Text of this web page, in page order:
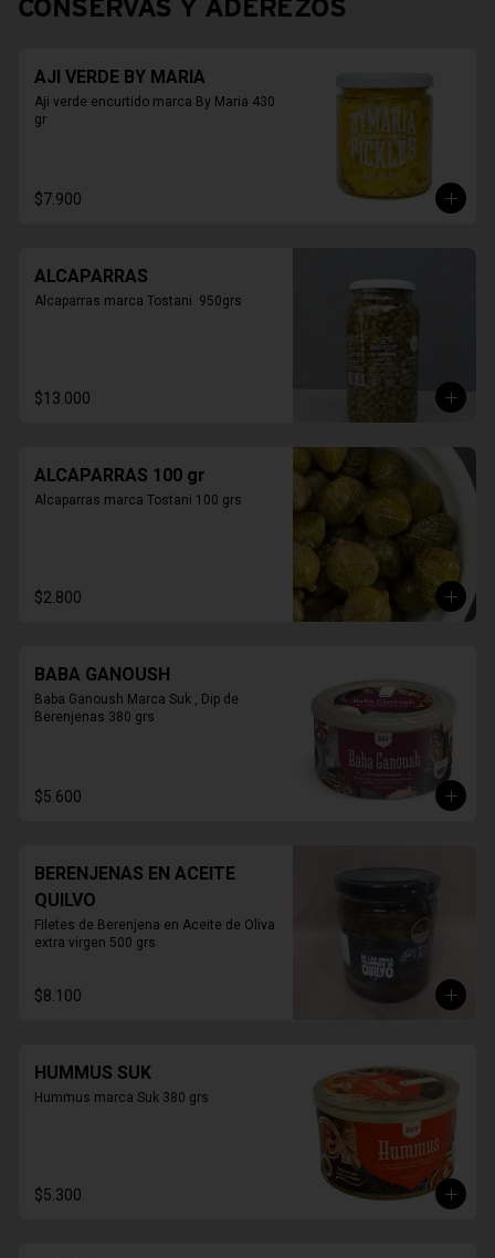
CONSERVAS Y ADEREZOS
AJI VERDE BY MARIA
Aji verde encurtido marca By Maria 430
gr
$7.900
ALCAPARRAS
Alcaparras marca Tostani  950grs
$13.000
ALCAPARRAS 100 gr
Alcaparras marca Tostani 100 grs
$2.800
BABA GANOUSH
Baba Ganoush Marca Suk , Dip de
Berenjenas 380 grs
$5.600
BERENJENAS EN ACEITE
QUILVO
Filetes de Berenjena en Aceite de Oliva
extra virgen 500 grs
$8.100
HUMMUS SUK
Hummus marca Suk 380 grs
$5.300